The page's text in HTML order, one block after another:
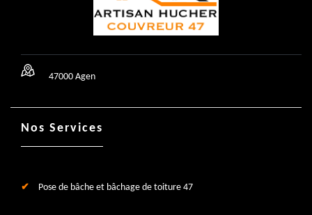
47000 Agen
Nos Services
Pose de bâche et bâchage de toiture 47